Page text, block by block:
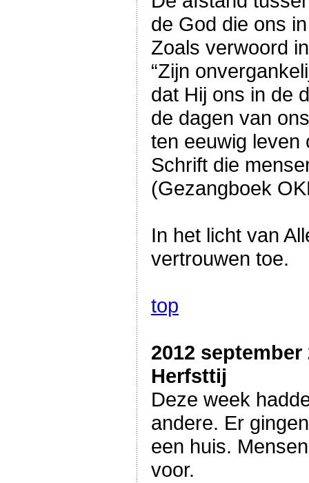
de God die ons
Zoals verwoord
“Zijn
dat Hij ons in de
de dagen van
ten eeuwig leven
Schrift die
(Gezangboek
In het licht van
vertrouwen toe.
top
2012
Herfsttij
Deze week
andere. Er
een huis.
voor.